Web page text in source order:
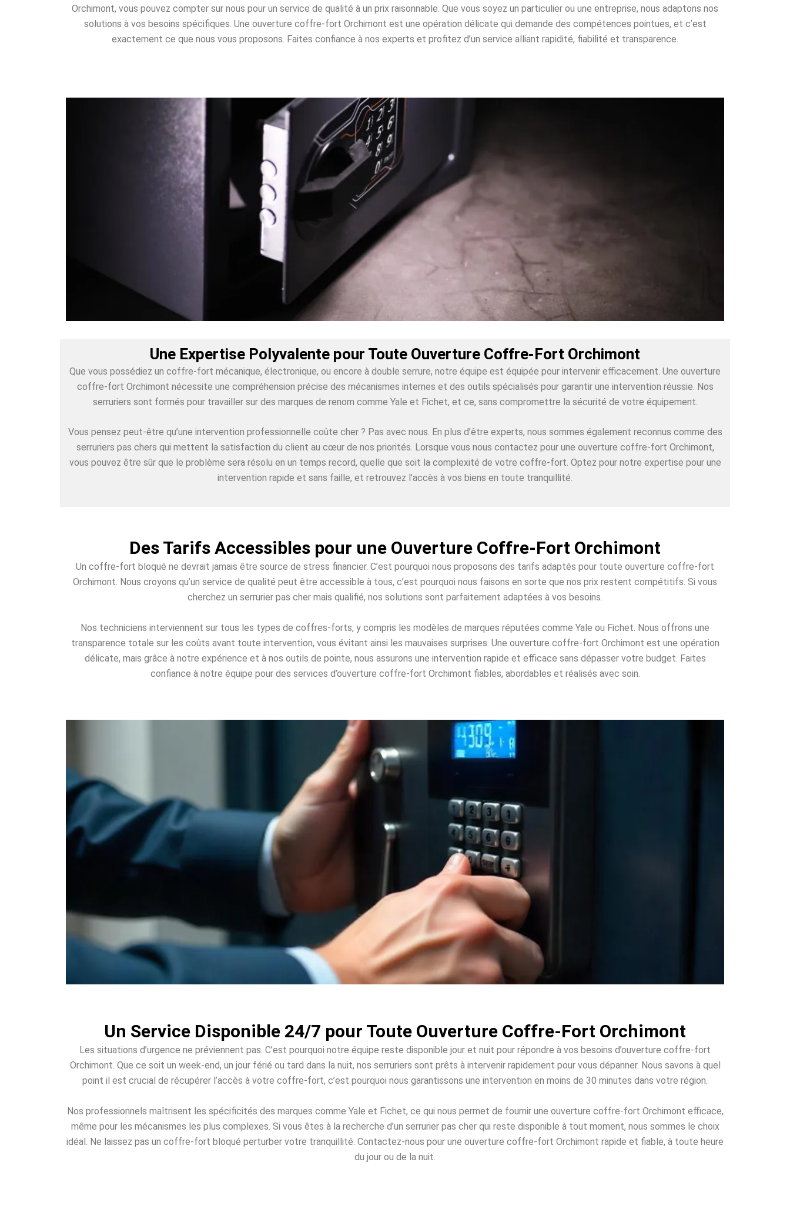
Orchimont, vous pouvez compter sur nous pour un service de qualité à un prix raisonnable. Que vous soyez un particulier ou une entreprise, nous adaptons nos
solutions à vos besoins spécifiques. Une ouverture coffre-fort Orchimont est une opération délicate qui demande des compétences pointues, et c’est
exactement ce que nous vous proposons. Faites confiance à nos experts et profitez d’un service alliant rapidité, fiabilité et transparence.
Une Expertise Polyvalente pour Toute Ouverture Coffre-Fort Orchimont
Que vous possédiez un coffre-fort mécanique, électronique, ou encore à double serrure, notre équipe est équipée pour intervenir efficacement. Une ouverture
coffre-fort Orchimont nécessite une compréhension précise des mécanismes internes et des outils spécialisés pour garantir une intervention réussie. Nos
serruriers sont formés pour travailler sur des marques de renom comme Yale et Fichet, et ce, sans compromettre la sécurité de votre équipement.
Vous pensez peut-être qu’une intervention professionnelle coûte cher ? Pas avec nous. En plus d’être experts, nous sommes également reconnus comme des
serruriers pas chers qui mettent la satisfaction du client au cœur de nos priorités. Lorsque vous nous contactez pour une ouverture coffre-fort Orchimont,
vous pouvez être sûr que le problème sera résolu en un temps record, quelle que soit la complexité de votre coffre-fort. Optez pour notre expertise pour une
intervention rapide et sans faille, et retrouvez l’accès à vos biens en toute tranquillité.
Des Tarifs Accessibles pour une Ouverture Coffre-Fort Orchimont
Un coffre-fort bloqué ne devrait jamais être source de stress financier. C’est pourquoi nous proposons des tarifs adaptés pour toute ouverture coffre-fort
Orchimont. Nous croyons qu’un service de qualité peut être accessible à tous, c’est pourquoi nous faisons en sorte que nos prix restent compétitifs. Si vous
cherchez un serrurier pas cher mais qualifié, nos solutions sont parfaitement adaptées à vos besoins.
Nos techniciens interviennent sur tous les types de coffres-forts, y compris les modèles de marques réputées comme Yale ou Fichet. Nous offrons une
transparence totale sur les coûts avant toute intervention, vous évitant ainsi les mauvaises surprises. Une ouverture coffre-fort Orchimont est une opération
délicate, mais grâce à notre expérience et à nos outils de pointe, nous assurons une intervention rapide et efficace sans dépasser votre budget. Faites
confiance à notre équipe pour des services d’ouverture coffre-fort Orchimont fiables, abordables et réalisés avec soin.
Un Service Disponible 24/7 pour Toute Ouverture Coffre-Fort Orchimont
Les situations d’urgence ne préviennent pas. C’est pourquoi notre équipe reste disponible jour et nuit pour répondre à vos besoins d’ouverture coffre-fort
Orchimont. Que ce soit un week-end, un jour férié ou tard dans la nuit, nos serruriers sont prêts à intervenir rapidement pour vous dépanner. Nous savons à quel
point il est crucial de récupérer l’accès à votre coffre-fort, c’est pourquoi nous garantissons une intervention en moins de 30 minutes dans votre région.
Nos professionnels maîtrisent les spécificités des marques comme Yale et Fichet, ce qui nous permet de fournir une ouverture coffre-fort Orchimont efficace,
même pour les mécanismes les plus complexes. Si vous êtes à la recherche d’un serrurier pas cher qui reste disponible à tout moment, nous sommes le choix
idéal. Ne laissez pas un coffre-fort bloqué perturber votre tranquillité. Contactez-nous pour une ouverture coffre-fort Orchimont rapide et fiable, à toute heure
du jour ou de la nuit.